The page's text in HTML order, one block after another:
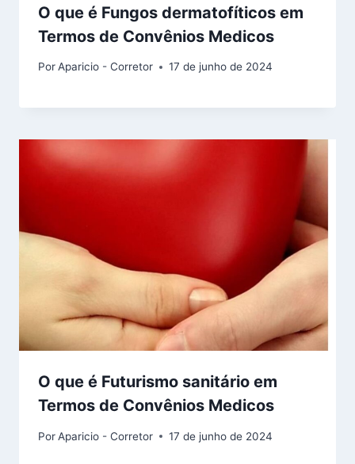
O que é Fungos dermatofíticos em
Termos de Convênios Medicos
PorAparicio - Corretor 17 de junho de 2024
O que é Futurismo sanitário em
Termos de Convênios Medicos
PorAparicio - Corretor 17 de junho de 2024